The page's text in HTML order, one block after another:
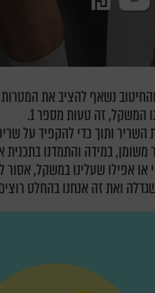
נשאף להציב את המטרות
זה טעות מספר 1.
ותוך כדי להקפיד על
במידה והתמדנו בתכנית
אפילו שעלינו במשקל, אסור
ואת זה אנחנו בהחלט